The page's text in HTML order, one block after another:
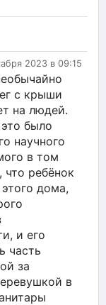
2023 в 09:15
с крыши
на людей.
было
научного
в том
ребёнок
дома,
и его
часть
за
в